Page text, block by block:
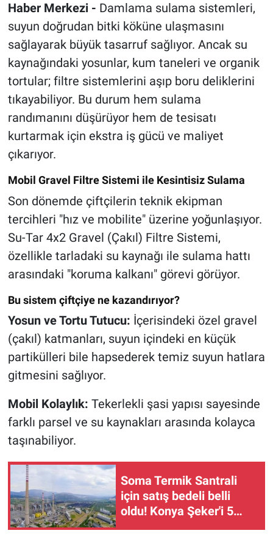
Haber Merkezi - Damlama sulama sistemleri,
suyun doğrudan bitki köküne ulaşmasını
sağlayarak büyük tasarruf sağlıyor. Ancak su
kaynağındaki yosunlar, kum taneleri ve organik
tortular; filtre sistemlerini aşıp boru deliklerini
tıkayabiliyor. Bu durum hem sulama
randımanını düşürüyor hem de tesisatı
kurtarmak için ekstra iş gücü ve maliyet
çıkarıyor.
Mobil Gravel Filtre Sistemi ile Kesintisiz Sulama
Son dönemde çiftçilerin teknik ekipman
tercihleri "hız ve mobilite" üzerine yoğunlaşıyor.
Su-Tar 4x2 Gravel (Çakıl) Filtre Sistemi,
özellikle tarladaki su kaynağı ile sulama hattı
arasındaki "koruma kalkanı" görevi görüyor.
Bu sistem çiftçiye ne kazandırıyor?
Yosun ve Tortu Tutucu: İçerisindeki özel gravel
(çakıl) katmanları, suyun içindeki en küçük
partikülleri bile hapsederek temiz suyun hatlara
gitmesini sağlıyor.
Mobil Kolaylık: Tekerlekli şasi yapısı sayesinde
farklı parsel ve su kaynakları arasında kolayca
taşınabiliyor.
Soma Termik Santrali
için satış bedeli belli
oldu! Konya Şeker'i 5
milyar liralık borç